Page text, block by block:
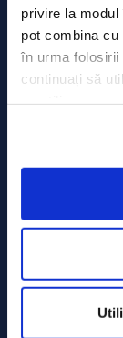
privire la
pot combina
în urma
continuați să
Politica de
Politica de
Declarația Cookie